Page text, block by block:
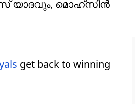
യാദവും, മൊഹ്‌സിന്‍
get back to winning